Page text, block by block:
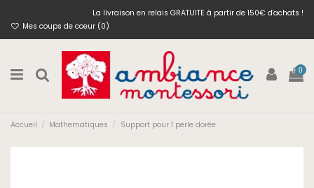
La livraison en relais GRATUITE à partir de 150€ d'achats !
Mes coups de coeur (0)
0
Accueil Mathematiques Support pour 1 perle dorée